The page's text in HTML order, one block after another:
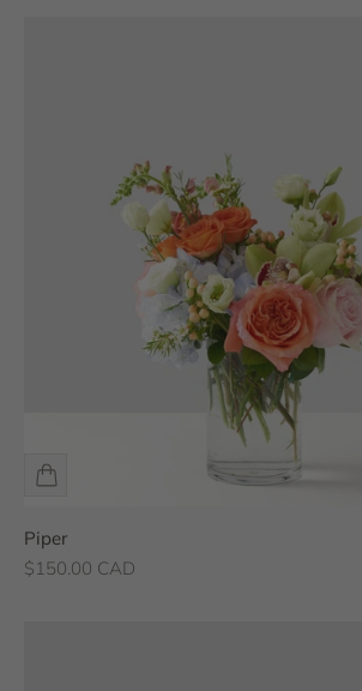
Piper
Prix de vente
$150.00 CAD